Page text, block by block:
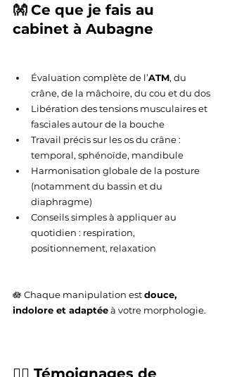
👐 Ce que je fais au
cabinet à Aubagne
Évaluation complète de l’ATM, du
crâne, de la mâchoire, du cou et du dos
Libération des tensions musculaires et
fasciales autour de la bouche
Travail précis sur les os du crâne :
temporal, sphénoïde, mandibule
Harmonisation globale de la posture
(notamment du bassin et du
diaphragme)
Conseils simples à appliquer au
quotidien : respiration,
positionnement, relaxation
🪷 Chaque manipulation est douce,
indolore et adaptée à votre morphologie.